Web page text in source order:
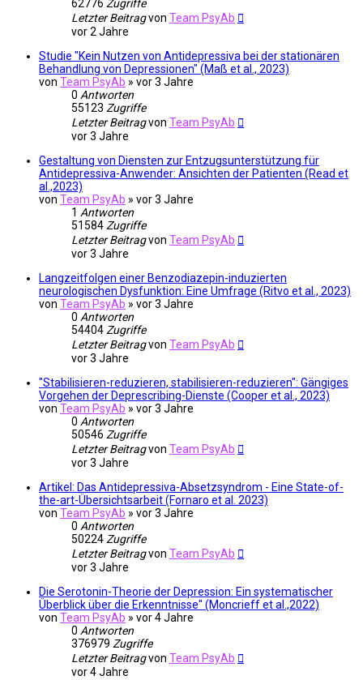
62776 Zugriffe
Letzter Beitragvon Team PsyAb
vor 2 Jahre
Studie "Kein Nutzen von Antidepressiva bei der stationären
Behandlung von Depressionen" (Maß et al., 2023)
von Team PsyAb » vor 3 Jahre
0 Antworten
55123 Zugriffe
Letzter Beitragvon Team PsyAb
vor 3 Jahre
Gestaltung von Diensten zur Entzugsunterstützung für
Antidepressiva-Anwender: Ansichten der Patienten (Read et
al.,2023)
von Team PsyAb » vor 3 Jahre
1 Antworten
51584 Zugriffe
Letzter Beitragvon Team PsyAb
vor 3 Jahre
Langzeitfolgen einer Benzodiazepin-induzierten
neurologischen Dysfunktion: Eine Umfrage (Ritvo et al., 2023)
von Team PsyAb » vor 3 Jahre
0 Antworten
54404 Zugriffe
Letzter Beitragvon Team PsyAb
vor 3 Jahre
"Stabilisieren-reduzieren, stabilisieren-reduzieren": Gängiges
Vorgehen der Deprescribing-Dienste (Cooper et al., 2023)
von Team PsyAb » vor 3 Jahre
0 Antworten
50546 Zugriffe
Letzter Beitragvon Team PsyAb
vor 3 Jahre
Artikel: Das Antidepressiva-Absetzsyndrom - Eine State-of-
the-art-Übersichtsarbeit (Fornaro et al. 2023)
von Team PsyAb » vor 3 Jahre
0 Antworten
50224 Zugriffe
Letzter Beitragvon Team PsyAb
vor 3 Jahre
Die Serotonin-Theorie der Depression: Ein systematischer
Überblick über die Erkenntnisse" (Moncrieff et al.,2022)
von Team PsyAb » vor 4 Jahre
0 Antworten
376979 Zugriffe
Letzter Beitragvon Team PsyAb
vor 4 Jahre